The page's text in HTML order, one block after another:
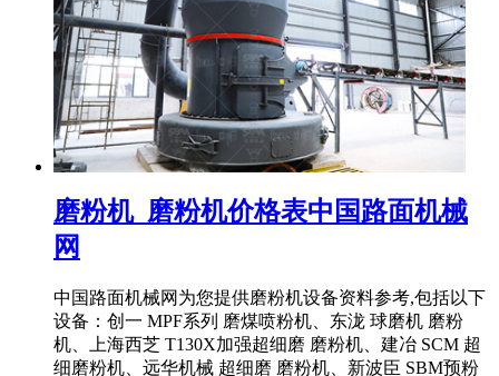
磨粉机_磨粉机价格表中国路面机械
网
中国路面机械网为您提供磨粉机设备资料参考,包括以下
设备：创一 MPF系列 磨煤喷粉机、东泷 球磨机 磨粉
机、上海西芝 T130X加强超细磨 磨粉机、建冶 SCM 超
细磨粉机、远华机械 超细磨 磨粉机、新波臣 SBM预粉